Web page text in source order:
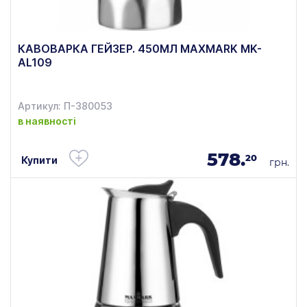
КАВОВАРКА ГЕЙЗЕР. 450МЛ MAXMARK MK-
AL109
Артикул: П-380053
в наявності
Купити 578.20 грн.